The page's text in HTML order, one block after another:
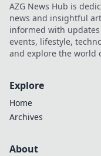
AZG News Hub is
news and insightful
informed with
events, lifestyle,
and explore the world
Explore
Home
Archives
About